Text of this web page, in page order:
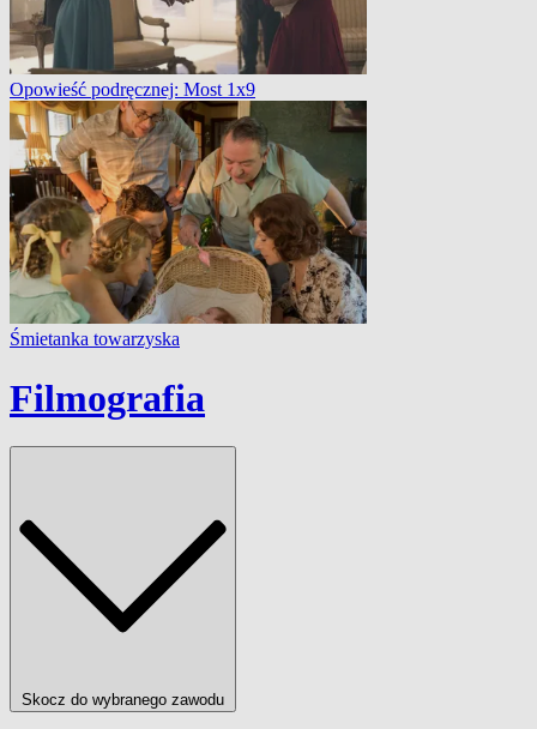
Opowieść podręcznej: Most 1x9
Śmietanka towarzyska
Filmografia
Skocz do wybranego zawodu